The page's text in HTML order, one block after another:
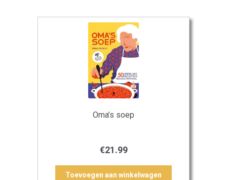
Oma’s soep
€21.99
Toevoegen aan winkelwagen